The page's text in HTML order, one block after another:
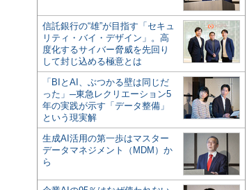
信託銀行の“雄”が目指す「セキュ
リティ・バイ・デザイン」。高
度化するサイバー脅威を先回り
して封じ込める極意とは
「BIとAI、ぶつかる壁は同じだ
った」─東急レクリエーション5
年の実践が示す「データ整備」
という現実解
生成AI活用の第一歩はマスター
データマネジメント（MDM）か
ら